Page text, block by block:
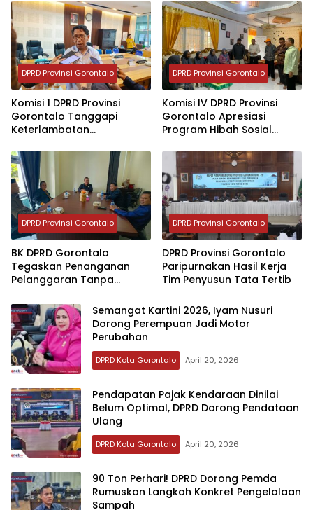
DPRD Provinsi Gorontalo
Komisi 1 DPRD Provinsi
Gorontalo Tanggapi
Keterlambatan
Perangkat Desa
DPRD Provinsi Gorontalo
Komisi IV DPRD Provinsi
Gorontalo Apresiasi
Program Hibah Sosial
Desa Pentadio Barat
DPRD Provinsi Gorontalo
BK DPRD Gorontalo
Tegaskan Penanganan
Pelanggaran Tanpa
DPRD Provinsi Gorontalo
DPRD Provinsi Gorontalo
Paripurnakan Hasil Kerja
Tim Penyusun Tata Tertib
‎Semangat Kartini 2026, Iyam Nusuri
Dorong Perempuan Jadi Motor
Perubahan
DPRD Kota Gorontalo April 20, 2026
‎Pendapatan Pajak Kendaraan Dinilai
Belum Optimal, DPRD Dorong Pendataan
Ulang
DPRD Kota Gorontalo April 20, 2026
90 Ton Perhari! DPRD Dorong Pemda
Rumuskan Langkah Konkret Pengelolaan
Sampah